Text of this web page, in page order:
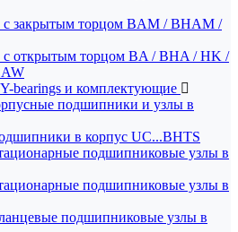
закрытым торцом BAM / BHAM /
открытым торцом BA / BHA / HK /
bearings и комплектующие
подшипники и узлы в
в корпус UC...BHTS
подшипниковые узлы в
подшипниковые узлы в
подшипниковые узлы в